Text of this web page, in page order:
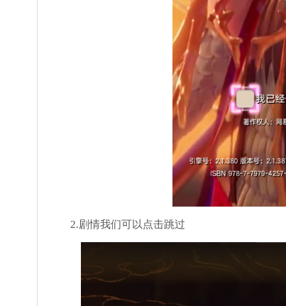
2.剧情我们可以点击跳过